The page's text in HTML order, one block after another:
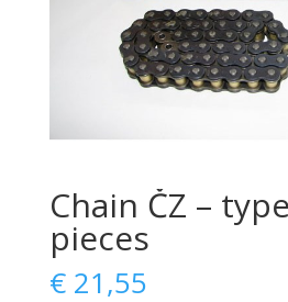
Chain ČZ –
pieces
€21,55